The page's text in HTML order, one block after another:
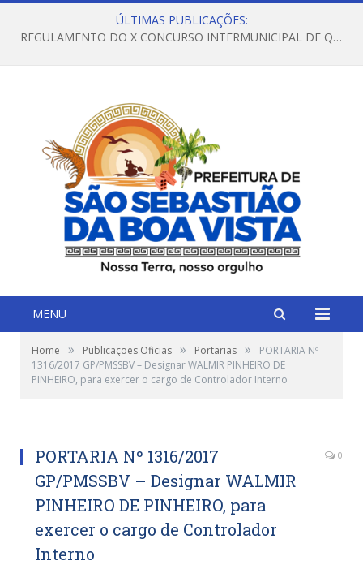
ÚLTIMAS PUBLICAÇÕES:
REGULAMENTO DO X CONCURSO INTERMUNICIPAL DE QUADRILHAS JUNINAS – 2026 – ARRAIÁ DA VENEZA
MENU
Home » Publicações Oficias » Portarias »
PORTARIA Nº
1316/2017 GP/PMSSBV – Designar WALMIR PINHEIRO DE
PINHEIRO, para exercer o cargo de Controlador Interno
PORTARIA Nº 1316/2017
GP/PMSSBV – Designar WALMIR
PINHEIRO DE PINHEIRO, para
exercer o cargo de Controlador
Interno
0